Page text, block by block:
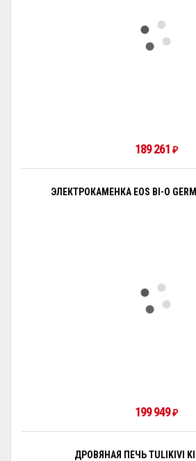
189 261 ₽
ЭЛЕКТРОКАМЕНКА EOS BI-O
199 949₽
ДРОВЯНАЯ ПЕЧЬ TULIKIVI